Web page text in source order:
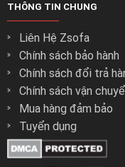
THÔNG TIN CHUNG
Liên Hệ Zsofa
Chính sách bảo hành
Chính sách đổi trả
Chính sách vận
Mua hàng đảm bảo
Tuyển dụng